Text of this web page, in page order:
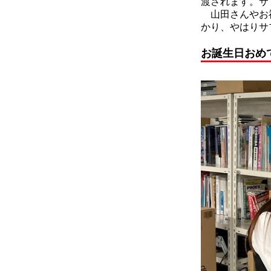
山田さんやお
かり、やはり
お誕生日おめ